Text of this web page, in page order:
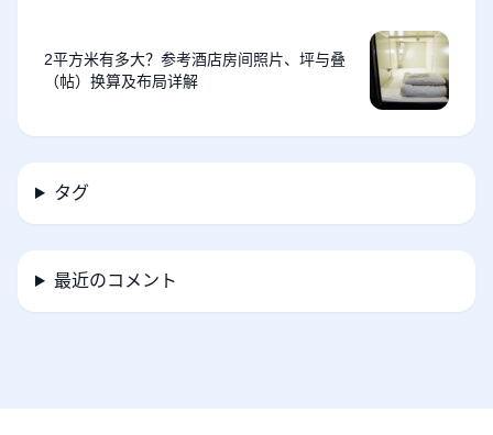
2平方米有多大？参考酒店房间照片、坪与叠
（帖）换算及布局详解
タグ
最近のコメント